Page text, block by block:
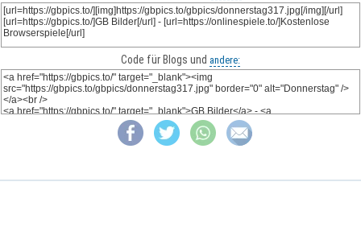
Code für Blogs und andere: